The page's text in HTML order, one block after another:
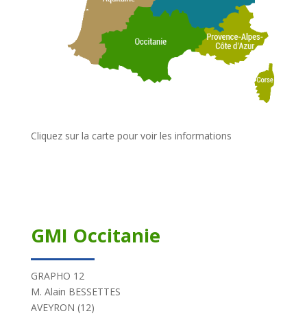
Cliquez sur la carte pour voir les informations
GMI Occitanie
GRAPHO 12
M. Alain BESSETTES
AVEYRON (12)